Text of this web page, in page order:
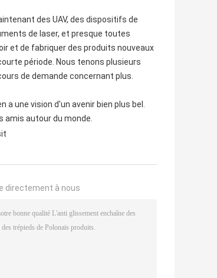
des UAV, des dispositifs de
de laser, et presque toutes
et de fabriquer des produits nouveaux
période. Nous tenons plusieurs
de demande concernant plus.
a une vision d'un avenir bien plus bel.
amis autour du monde.
directement à nous